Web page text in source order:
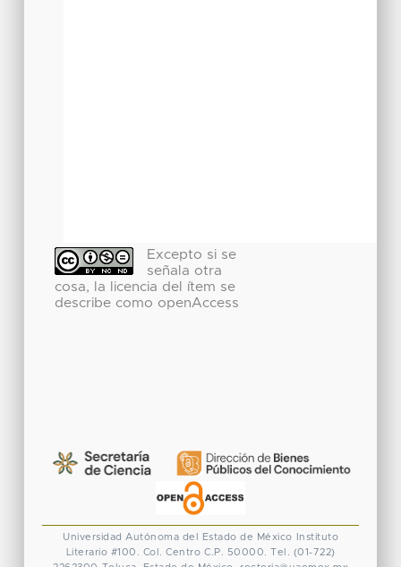
Excepto si se
señala otra
cosa, la licencia del ítem se
describe como openAccess
Universidad Autónoma del Estado de México
Instituto
Literario #100. Col. Centro C.P. 50000. Tel. (01-722)